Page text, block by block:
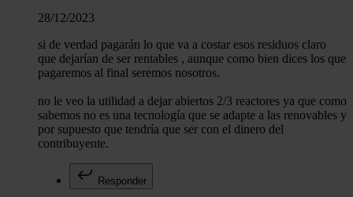
28/12/2023
si de verdad pagarán lo que va a costar esos residuos claro
que dejarían de ser rentables , aunque como bien dices los que
pagaremos al final seremos nosotros.
no le veo la utilidad a dejar abiertos 2/3 reactores ya que como
sabemos no es una tecnología que se adapte a las renovables y
por supuesto que tendría que ser con el dinero del
contribuyente.
Responder